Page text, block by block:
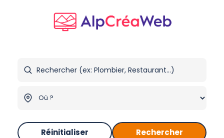
Réinitialiser Rechercher